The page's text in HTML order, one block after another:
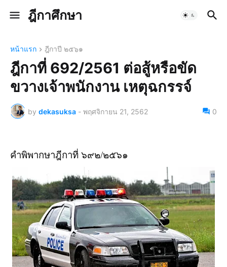
ฎีกาศึกษา
หน้าแรก ฎีกาปี ๒๕๖๑
ฎีกาที่ 692/2561 ต่อสู้หรือขัด
ขวางเจ้าพนักงาน เหตุฉกรรจ์
by dekasuksa - พฤศจิกายน 21, 2562 0
คำพิพากษาฎีกาที่ ๖๙๒/๒๕๖๑